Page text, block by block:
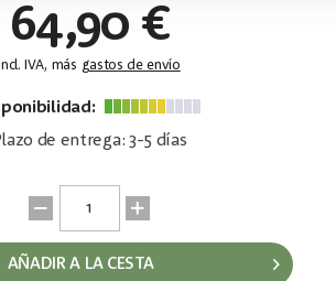
64,90 €
IVA, más gastos de envío
de entrega: 3-5 días
AÑADIR A LA CESTA